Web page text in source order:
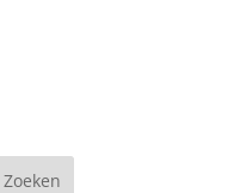
Zoeken